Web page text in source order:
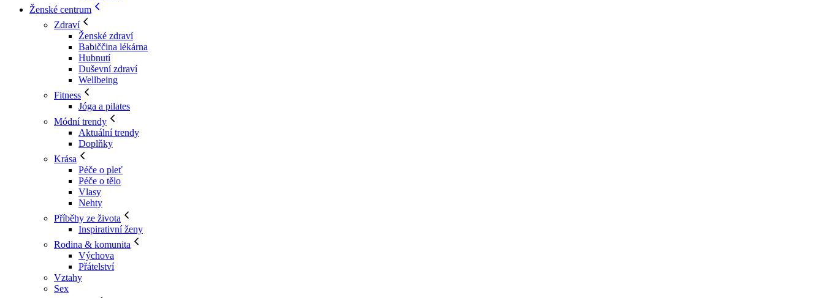
Ženské centrum
Zdraví
Ženské zdraví
Babiččina lékárna
Hubnutí
Duševní zdraví
Wellbeing
Fitness
Jóga a pilates
Módní trendy
Aktuální trendy
Doplňky
Krása
Péče o pleť
Péče o tělo
Vlasy
Nehty
Příběhy ze života
Inspirativní ženy
Rodina & komunita
Výchova
Přátelství
Vztahy
Sex